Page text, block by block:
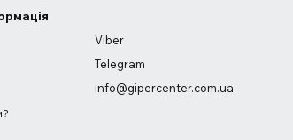
Viber
Telegram
info@gipercenter.com.ua